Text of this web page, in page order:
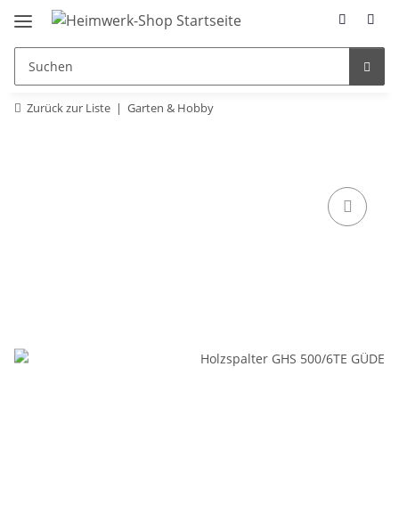
Zurück zur Liste Garten & Hobby